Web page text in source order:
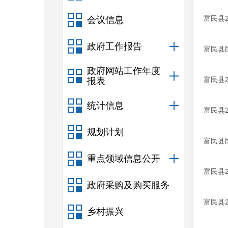
会议信息
政府工作报告
政府网站工作年度
报表
统计信息
规划计划
重点领域信息公开
政府采购及购买服务
乡村振兴
富民县
富民县
富民县
富民县
富民县
富民县
富民县